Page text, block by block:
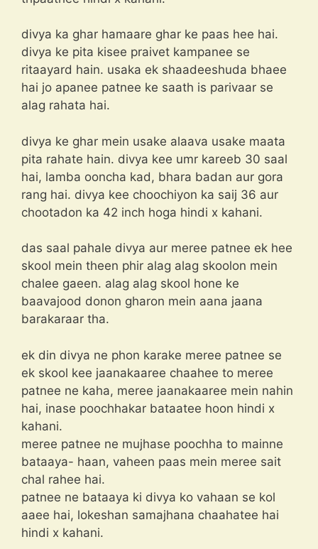
divya ka ghar hamaare ghar ke paas hee hai.
divya ke pita kisee praivet kampanee se
ritaayard hain. usaka ek shaadeeshuda bhaee
hai jo apanee patnee ke saath is parivaar se
alag rahata hai.
divya ke ghar mein usake alaava usake maata
pita rahate hain. divya kee umr kareeb 30 saal
hai, lamba ooncha kad, bhara badan aur gora
rang hai. divya kee choochiyon ka saij 36 aur
chootadon ka 42 inch hoga hindi x kahani.
das saal pahale divya aur meree patnee ek hee
skool mein theen phir alag alag skoolon mein
chalee gaeen. alag alag skool hone ke
baavajood donon gharon mein aana jaana
barakaraar tha.
ek din divya ne phon karake meree patnee se
ek skool kee jaanakaaree chaahee to meree
patnee ne kaha, meree jaanakaaree mein nahin
hai, inase poochhakar bataatee hoon hindi x
kahani.
meree patnee ne mujhase poochha to mainne
bataaya- haan, vaheen paas mein meree sait
chal rahee hai.
patnee ne bataaya ki divya ko vahaan se kol
aaee hai, lokeshan samajhana chaahatee hai
hindi x kahani.